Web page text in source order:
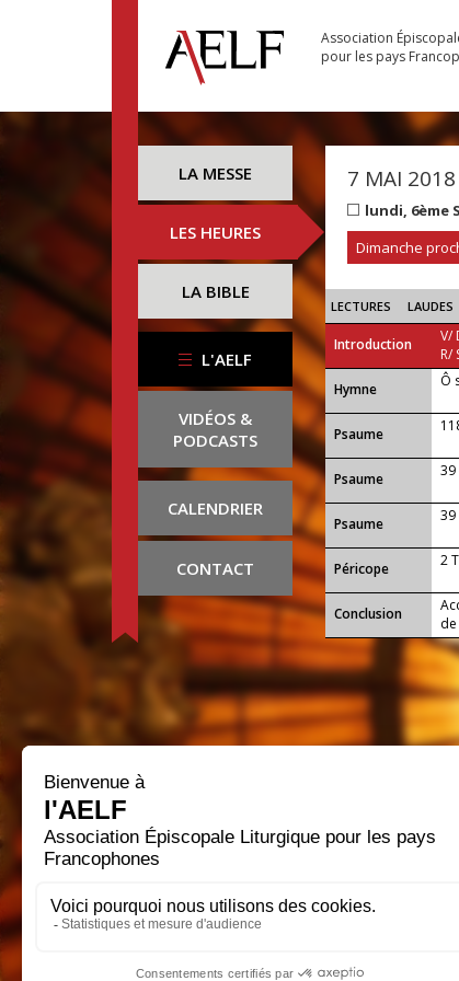
Association
pour les pays
LA MESSE
LES HEURES
LA BIBLE
L'AELF
VIDÉOS &
PODCASTS
CALENDRIER
CONTACT
7 MAI 2018
lundi, 6ème
Dimanche
LECTURES LAUDES
Introduction
V/
R/
...
Hymne Ô
Psaume
Psaume 39
Psaume 39
Péricope 2
Conclusion